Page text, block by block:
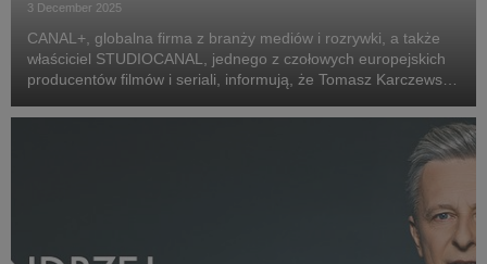
3 December 2025
CANAL+, globalna firma z branży mediów i rozrywki, a także
właściciel STUDIOCANAL, jednego z czołowych europejskich
producentów filmów i seriali, informują, że Tomasz Karczewski,
stanowiska członka zarządu spółki i z ...